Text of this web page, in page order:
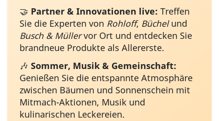
🤝 Partner & Innovationen live: Treffen
Sie die Experten von Rohloff, Büchelund
Busch & Müllervor Ort und entdecken Sie
brandneue Produkte als Allererste.
🎶 Sommer, Musik & Gemeinschaft:
Genießen Sie die entspannte Atmosphäre
zwischen Bäumen und Sonnenschein mit
Mitmach-Aktionen, Musik und
kulinarischen Leckereien.